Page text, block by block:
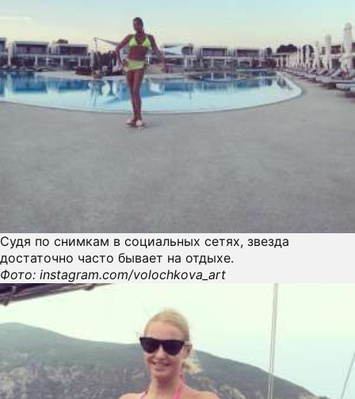
Судя по снимкам в социальных сетях, звезда
достаточно часто бывает на отдыхе.
Фото: instagram.com/volochkova_art